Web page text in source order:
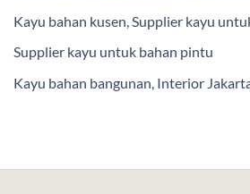
Kayu bahan kusen,Supplier kayu
Supplier kayu untuk bahan pintu
Kayu bahan bangunan, Interior